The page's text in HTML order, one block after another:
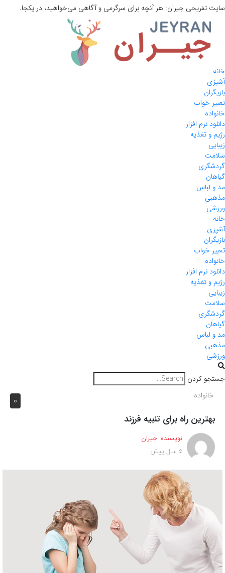
سایت تفریحی جیران: هر آنچه برای سرگرمی و آگاهی می‌خواهید، در یکجا.
خانه
آشپزی
بازیگران
تعبیر خواب
خانواده
دانلود نرم افزار
رژیم و تغذیه
زیبایی
سلامت
گردشگری
گیاهان
مد و لباس
مذهبی
ورزشی
خانه
آشپزی
بازیگران
تعبیر خواب
خانواده
دانلود نرم افزار
رژیم و تغذیه
زیبایی
سلامت
گردشگری
گیاهان
مد و لباس
مذهبی
ورزشی
جستجو کردن
0 خانواده
بهترین راه برای تنبیه فرزند
نویسنده: جیران
5 سال پیش